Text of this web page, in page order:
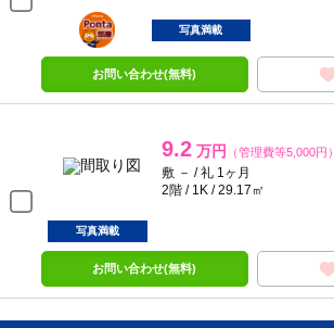
ポンタ
部屋
写真満載
お問い合わせ(無料)
9.2 万円 （管理費等5,000円）
敷 － / 礼 1ヶ月
2階 / 1K / 29.17㎡
写真満載
お問い合わせ(無料)